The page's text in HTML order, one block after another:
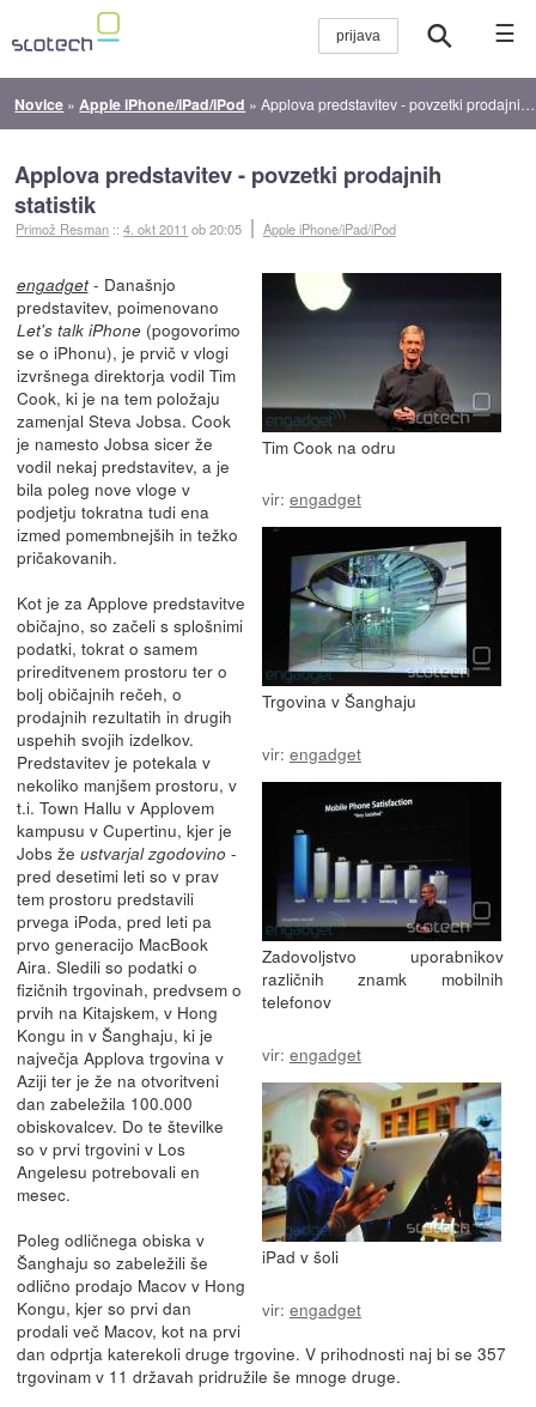
☰
Novice » Apple iPhone/iPad/iPod »Applova predstavitev - povzetki prodajnih statistik
Applova predstavitev - povzetki prodajnih
statistik
Primož Resman ::4. okt 2011 ob 20:05 Apple iPhone/iPad/iPod
Tim Cook na odru
vir: engadget
Trgovina v Šanghaju
vir: engadget
Zadovoljstvo uporabnikov
različnih znamk mobilnih
telefonov
vir: engadget
iPad v šoli
vir: engadget
engadget- Današnjo
predstavitev, poimenovano
Let's talk iPhone(pogovorimo
se o iPhonu), je prvič v vlogi
izvršnega direktorja vodil Tim
Cook, ki je na tem položaju
zamenjal Steva Jobsa. Cook
je namesto Jobsa sicer že
vodil nekaj predstavitev, a je
bila poleg nove vloge v
podjetju tokratna tudi ena
izmed pomembnejših in težko
pričakovanih.
Kot je za Applove predstavitve
običajno, so začeli s splošnimi
podatki, tokrat o samem
prireditvenem prostoru ter o
bolj običajnih rečeh, o
prodajnih rezultatih in drugih
uspehih svojih izdelkov.
Predstavitev je potekala v
nekoliko manjšem prostoru, v
t.i. Town Hallu v Applovem
kampusu v Cupertinu, kjer je
Jobs že ustvarjal zgodovino -
pred desetimi leti so v prav
tem prostoru predstavili
prvega iPoda, pred leti pa
prvo generacijo MacBook
Aira. Sledili so podatki o
fizičnih trgovinah, predvsem o
prvih na Kitajskem, v Hong
Kongu in v Šanghaju, ki je
največja Applova trgovina v
Aziji ter je že na otvoritveni
dan zabeležila 100.000
obiskovalcev. Do te številke
so v prvi trgovini v Los
Angelesu potrebovali en
mesec.
Poleg odličnega obiska v
Šanghaju so zabeležili še
odlično prodajo Macov v Hong
Kongu, kjer so prvi dan
prodali več Macov, kot na prvi
dan odprtja katerekoli druge trgovine. V prihodnosti naj bi se 357
trgovinam v 11 državah pridružile še mnoge druge.